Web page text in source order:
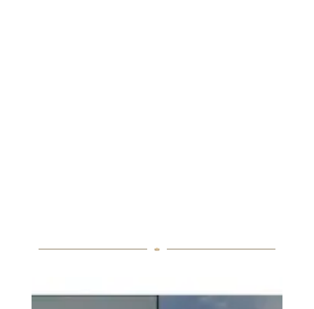
τεχνικές αναπνοών
(pranayama)